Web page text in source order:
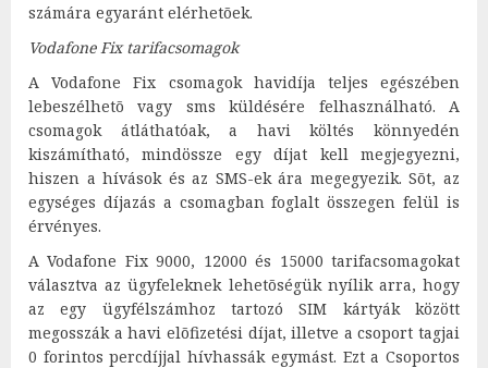
számára egyaránt elérhetõek.
Vodafone Fix tarifacsomagok
A Vodafone Fix csomagok havidíja teljes egészében
lebeszélhetõ vagy sms küldésére felhasználható. A
csomagok átláthatóak, a havi költés könnyedén
kiszámítható, mindössze egy díjat kell megjegyezni,
hiszen a hívások és az SMS-ek ára megegyezik. Sõt, az
egységes díjazás a csomagban foglalt összegen felül is
érvényes.
A Vodafone Fix 9000, 12000 és 15000 tarifacsomagokat
választva az ügyfeleknek lehetõségük nyílik arra, hogy
az egy ügyfélszámhoz tartozó SIM kártyák között
megosszák a havi elõfizetési díjat, illetve a csoport tagjai
0 forintos percdíjjal hívhassák egymást. Ezt a Csoportos